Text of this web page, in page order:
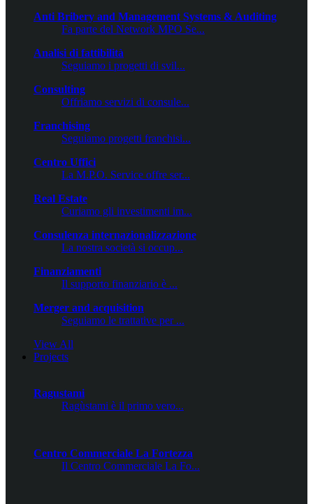
Anti Bribery and Management Systems & Auditing
Fa parte del Network MPO Se...
Analisi di fattibilità
Seguiamo i progetti di svil...
Consulting
Offriamo servizi di consule...
Franchising
Seguiamo progetti franchisi...
Centro Uffici
La M.P.O. Service offre ser...
Real Estate
Curiamo gli investimenti im...
Consulenza internazionalizzazione
La nostra società si occup...
Finanziamenti
Il supporto finanziario è ...
Merger and acquisition
Seguiamo le trattative per ...
View All
Projects
Ragustami
Ragùstami è il primo vero...
Centro Commerciale La Fortezza
Il Centro Commerciale La Fo...